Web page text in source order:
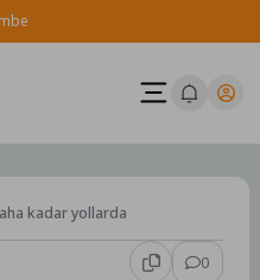
kadar yollarda
0